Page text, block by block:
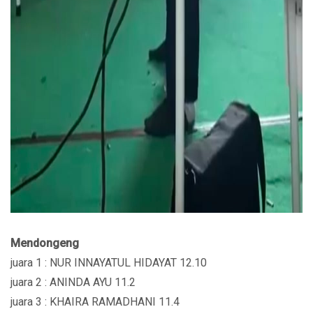
Mendongeng
juara 1 : NUR INNAYATUL HIDAYAT 12.10
juara 2 : ANINDA AYU 11.2
juara 3 : KHAIRA RAMADHANI 11.4